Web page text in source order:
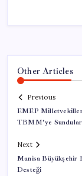
Other Articles
Previous
EMEP
TBMM’ye Sundular
Next
Manisa Büyükşehir
Desteği